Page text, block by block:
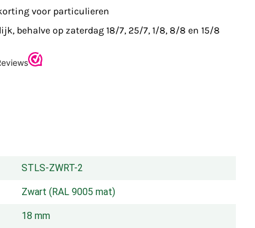
voor particulieren
behalve op zaterdag 18/7, 25/7, 1/8, 8/8 en 15/8
STLS-ZWRT-2
Zwart (RAL 9005 mat)
18 mm